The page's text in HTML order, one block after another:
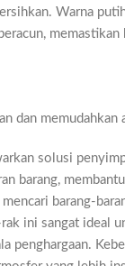
Warna
dan
solusi
barang,
barang-
ini sangat ideal